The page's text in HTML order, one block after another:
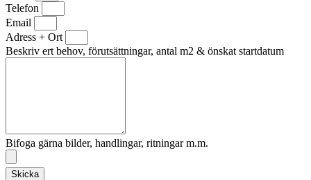
Telefon
Email
Adress + Ort
Beskriv ert behov, förutsättningar, antal m2 & önskat startdatum
Bifoga gärna bilder, handlingar, ritningar m.m.
Skicka